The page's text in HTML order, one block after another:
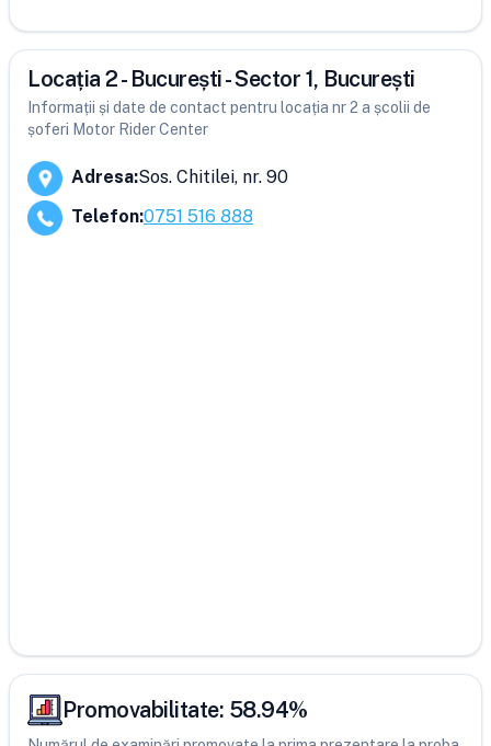
Locația 2 - București - Sector 1, București
Informații și date de contact pentru locația nr 2 a școlii de
șoferi Motor Rider Center
Adresa:Sos. Chitilei, nr. 90
Telefon:0751 516 888
Promovabilitate: 58.94%